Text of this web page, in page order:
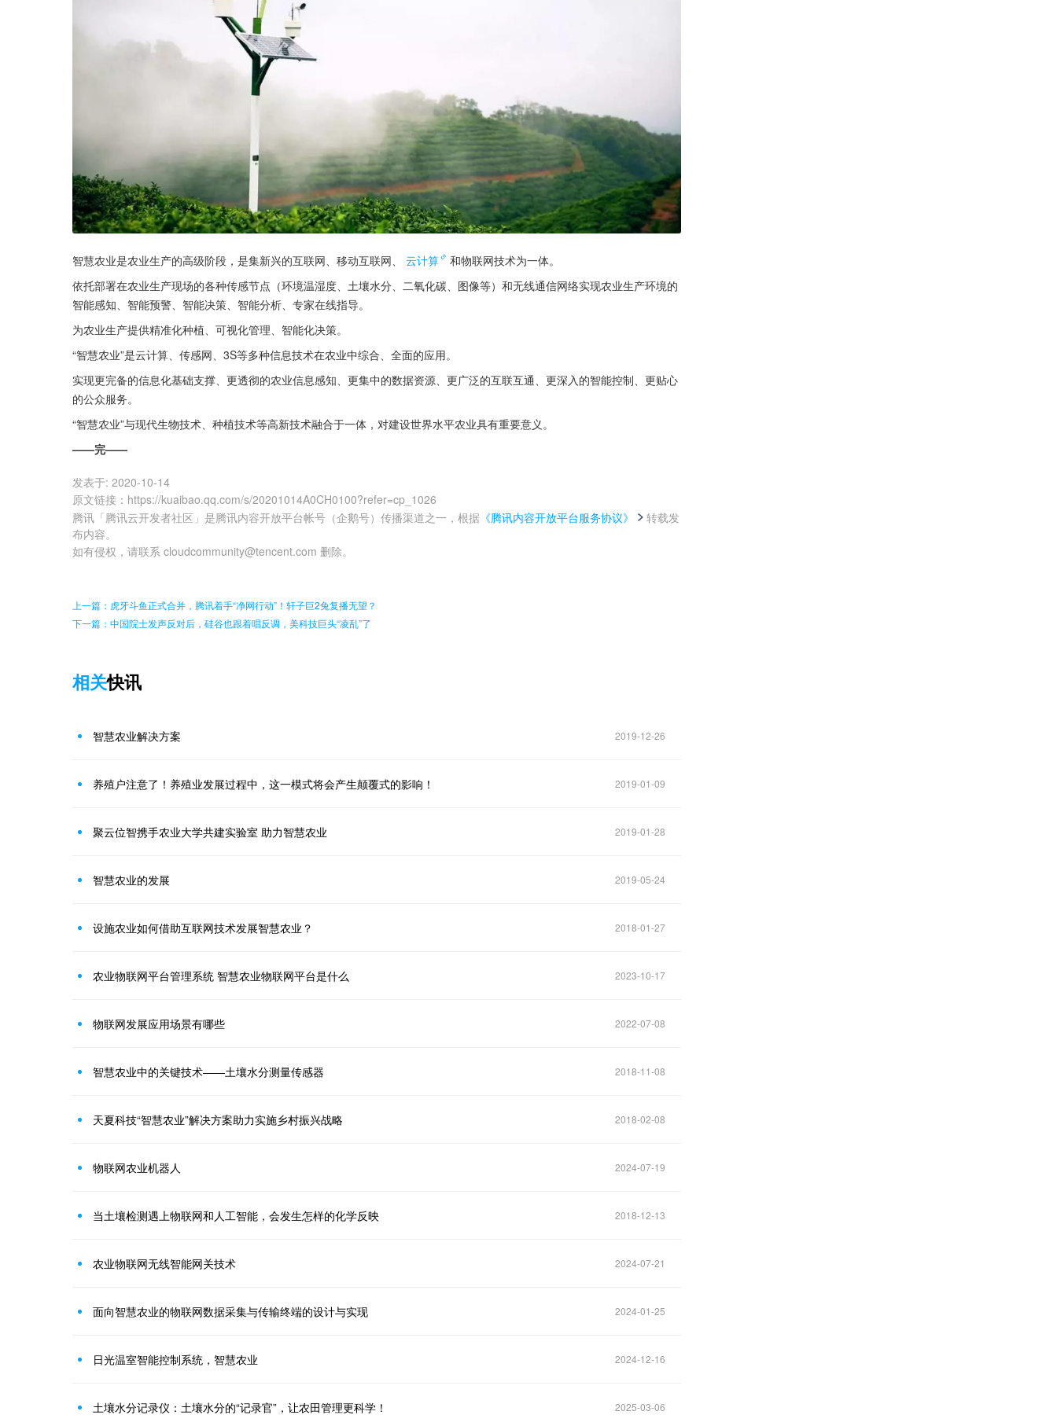
智慧农业是农业生产的高级阶段，是集新兴的互联网、移动互联网、 云计算
和物联网技术为一体。
依托部署在农业生产现场的各种传感节点（环境温湿度、土壤水分、二氧化碳、图像等）和无线通信网络实现农业生产环境的
智能感知、智能预警、智能决策、智能分析、专家在线指导。
为农业生产提供精准化种植、可视化管理、智能化决策。
“智慧农业”是云计算、传感网、3S等多种信息技术在农业中综合、全面的应用。
实现更完备的信息化基础支撑、更透彻的农业信息感知、更集中的数据资源、更广泛的互联互通、更深入的智能控制、更贴心
的公众服务。
“智慧农业”与现代生物技术、种植技术等高新技术融合于一体，对建设世界水平农业具有重要意义。
——完——
发表于: 2020-10-14
原文链接 ： https://kuaibao.qq.com/s/20201014A0CH0100?refer=cp_1026
腾讯「腾讯云开发者社区」是腾讯内容开放平台帐号（企鹅号）传播渠道之一，根据 《腾讯内容开放平台服务协议》
转载发
布内容。
如有侵权，请联系 cloudcommunity@tencent.com 删除。
上一篇：虎牙斗鱼正式合并，腾讯着手“净网行动”！轩子巨2兔复播无望？
下一篇：中国院士发声反对后，硅谷也跟着唱反调，美科技巨头“凌乱”了
相关快讯
智慧农业解决方案 2019-12-26
养殖户注意了！养殖业发展过程中，这一模式将会产生颠覆式的影响！ 2019-01-09
聚云位智携手农业大学共建实验室 助力智慧农业 2019-01-28
智慧农业的发展 2019-05-24
设施农业如何借助互联网技术发展智慧农业？ 2018-01-27
农业物联网平台管理系统 智慧农业物联网平台是什么 2023-10-17
物联网发展应用场景有哪些 2022-07-08
智慧农业中的关键技术——土壤水分测量传感器 2018-11-08
天夏科技“智慧农业”解决方案助力实施乡村振兴战略 2018-02-08
物联网农业机器人 2024-07-19
当土壤检测遇上物联网和人工智能，会发生怎样的化学反映 2018-12-13
农业物联网无线智能网关技术 2024-07-21
面向智慧农业的物联网数据采集与传输终端的设计与实现 2024-01-25
日光温室智能控制系统，智慧农业 2024-12-16
土壤水分记录仪：土壤水分的“记录官”，让农田管理更科学！ 2025-03-06